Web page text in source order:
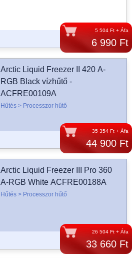
5 504 Ft + Áfa
6 990 Ft
35 354 Ft + Áfa
44 900 Ft
Arctic Liquid Freezer II 420 A-
RGB Black vízhűtő -
ACFRE00109A
Hűtés > Processzor hűtő
26 504 Ft + Áfa
33 660 Ft
Arctic Liquid Freezer III Pro 360
A-RGB White ACFRE00188A
Hűtés > Processzor hűtő